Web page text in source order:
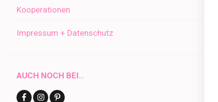
Kooperationen
Impressum + Datenschutz
AUCH NOCH BEI..